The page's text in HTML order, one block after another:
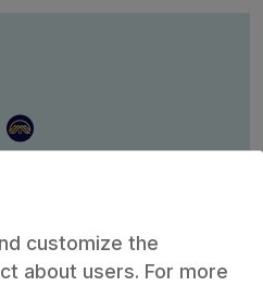
Leaflet
customize the
about users. For more